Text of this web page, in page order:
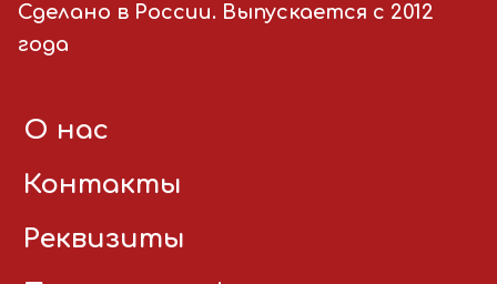
Сделано в России. Выпускается с 2012
года
О нас
Контакты
Реквизиты